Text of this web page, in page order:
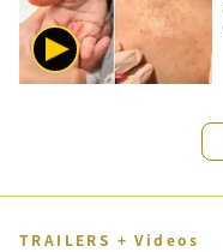
TRAILERS + Videos